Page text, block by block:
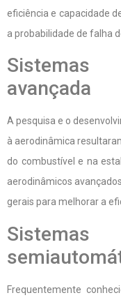
eficiência e capacidade
a probabilidade de falha
Sistemas
avançada
A pesquisa e o
à aerodinâmica
do combustível e na
aerodinâmicos
gerais para melhorar a
Frequentemente